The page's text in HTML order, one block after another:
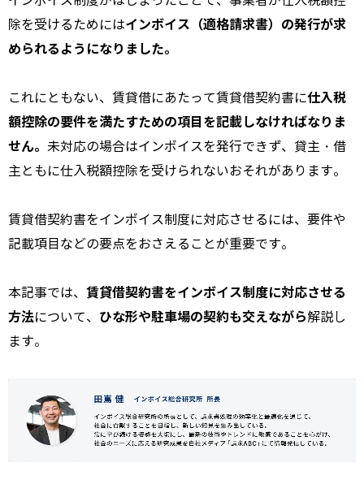
除を受けるためにはインボイス（適格請求書）の発行が求
められるようになりました。
これにともない、賃貸借にあたって賃貸借契約書に仕入税
額控除の要件を満たすための項目を記載しなければなりま
せん。 未対応の場合はインボイスを発行できず、貸主・借
主ともに仕入税額控除を受けられないおそれがあります。
賃貸借契約書をインボイス制度に対応させるには、要件や
記載項目などの要点をおさえることが重要です。
本記事では、 賃貸借契約書をインボイス制度に対応させる
方法について、 ひな形や駐車場の契約も交えながら解説し
ます。